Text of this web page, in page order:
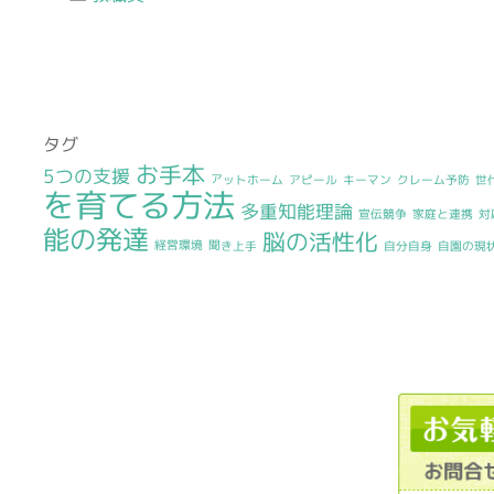
タグ
5つの支援 お手本 アットホーム アピール キーマン クレーム予防 世
を育てる方法 多重知能理論 宣伝競争 家庭と連携 対
能の発達 経営環境 聞き上手 脳の活性化 自分自身 自園の現